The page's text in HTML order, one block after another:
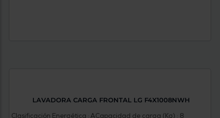
LAVADORA CARGA FRONTAL LG F4X1008NWH
Clasificación Energética : ACapacidad de carga (Kg) : 8